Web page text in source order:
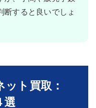
断すると良いでしょ
ト買取：
選